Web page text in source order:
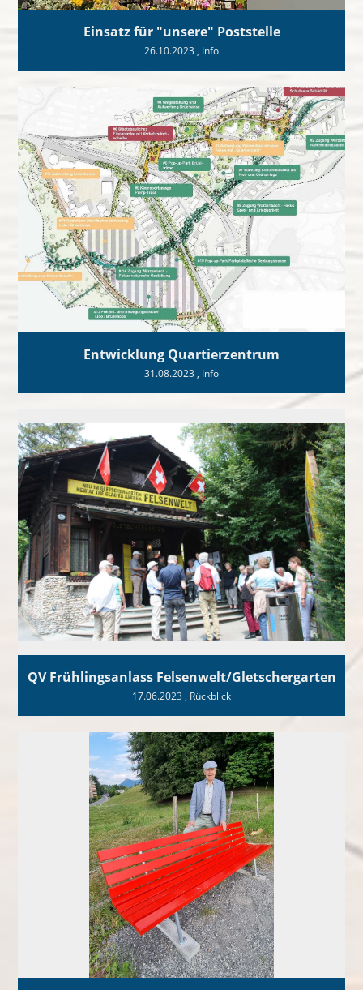
Einsatz für "unsere" Poststelle
26.10.2023 , Info
Entwicklung Quartierzentrum
31.08.2023 , Info
QV Frühlingsanlass Felsenwelt/Gletschergarten
17.06.2023 , Rückblick